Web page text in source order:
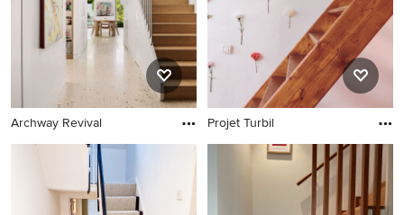
Archway Revival Projet Turbil